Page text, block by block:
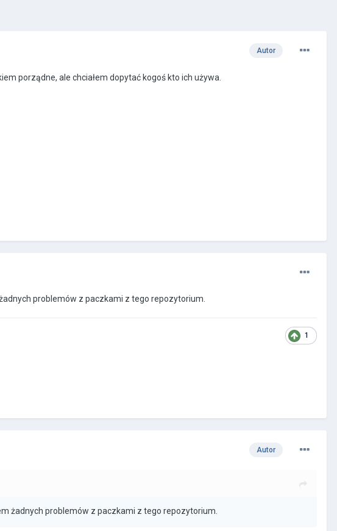
Autor
porządne, ale chciałem dopytać kogoś kto ich używa.
problemów z paczkami z tego repozytorium.
1
Autor
żadnych problemów z paczkami z tego repozytorium.